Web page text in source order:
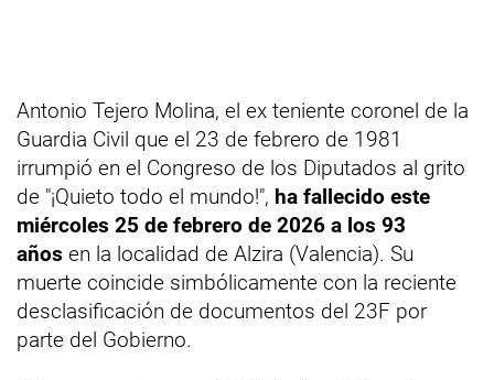
Antonio Tejero Molina, el ex teniente coronel de la
Guardia Civil que el 23 de febrero de 1981
irrumpió en el Congreso de los Diputados al grito
de "¡Quieto todo el mundo!", ha fallecido este
miércoles 25 de febrero de 2026 a los 93
años en la localidad de Alzira (Valencia). Su
muerte coincide simbólicamente con la reciente
desclasificación de documentos del 23F por
parte del Gobierno.